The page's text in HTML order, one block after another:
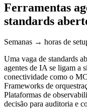
Ferramentas
standards
Semanas → horas de
Uma vaga de standards
agentes de IA se ligam a
conectividade como o
Frameworks de
Plataformas de
decisão para auditoria e